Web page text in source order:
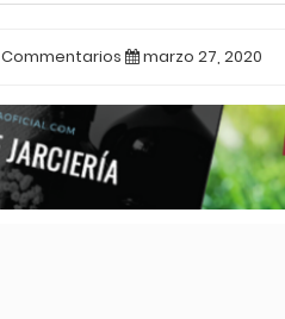
Commentarios marzo 27, 2020